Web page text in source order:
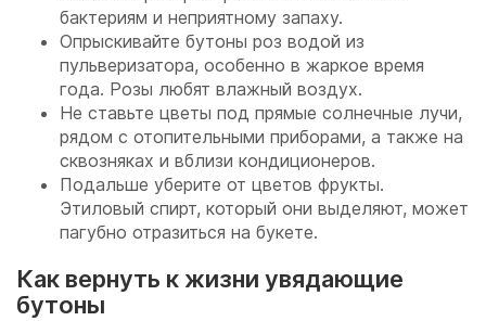
бактериям и неприятному запаху.
Опрыскивайте бутоны роз водой из
пульверизатора, особенно в жаркое время
года. Розы любят влажный воздух.
Не ставьте цветы под прямые солнечные лучи,
рядом с отопительными приборами, а также на
сквозняках и вблизи кондиционеров.
Подальше уберите от цветов фрукты.
Этиловый спирт, который они выделяют, может
пагубно отразиться на букете.
Как вернуть к жизни увядающие
бутоны